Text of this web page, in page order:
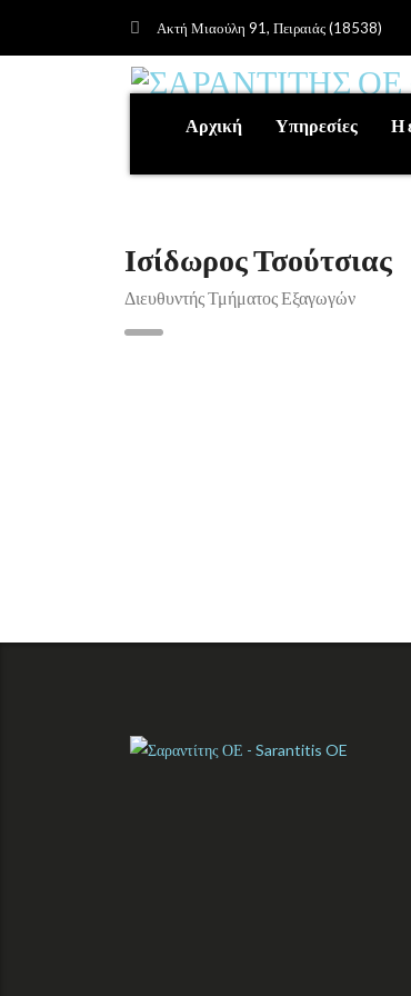
Ακτή Μιαούλη 91, Πειραιάς (18538)
Αρχική Υπηρεσίες Η
Ισίδωρος Τσούτσιας
Διευθυντής Τμήματος Εξαγωγών